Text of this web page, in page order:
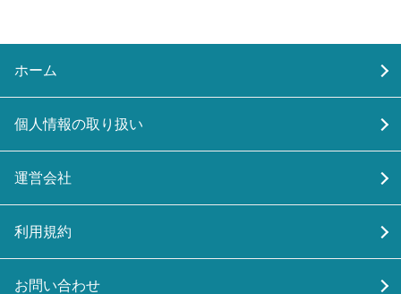
ホーム
個人情報の取り扱い
運営会社
利用規約
お問い合わせ